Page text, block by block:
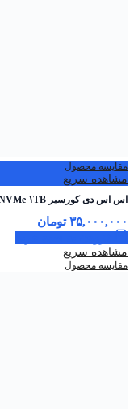
مقایسه محصول
مشاهده سریع
اس اس دی کورسیر MP۶۰۰ PRO XT M.۲ ۲۲۸۰ NVMe ۱TB
۳۵,۰۰۰,۰۰۰ تومان
مشاهده سریع
مقایسه محصول